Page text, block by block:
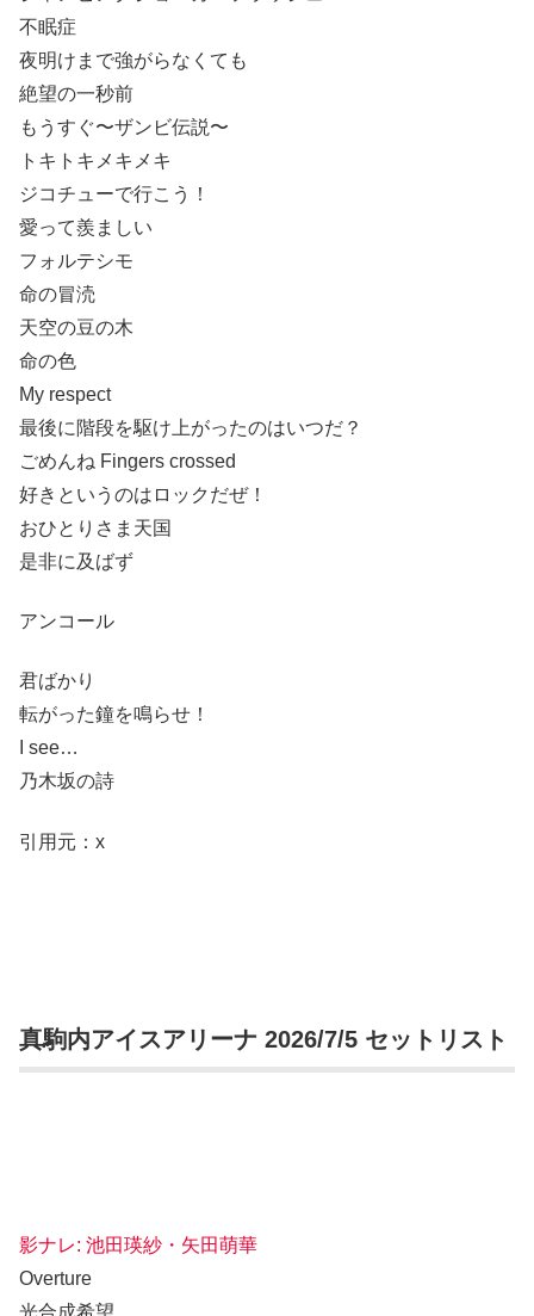
不眠症
夜明けまで強がらなくても
絶望の一秒前
もうすぐ〜ザンビ伝説〜
トキトキメキメキ
ジコチューで行こう！
愛って羨ましい
フォルテシモ
命の冒涜
天空の豆の木
命の色
My respect
最後に階段を駆け上がったのはいつだ？
ごめんね Fingers crossed
好きというのはロックだぜ！
おひとりさま天国
是非に及ばず
アンコール
君ばかり
転がった鐘を鳴らせ！
I see…
乃木坂の詩
引用元：x
真駒内アイスアリーナ 2026/7/5 セットリスト
影ナレ: 池田瑛紗・矢田萌華
Overture
光合成希望